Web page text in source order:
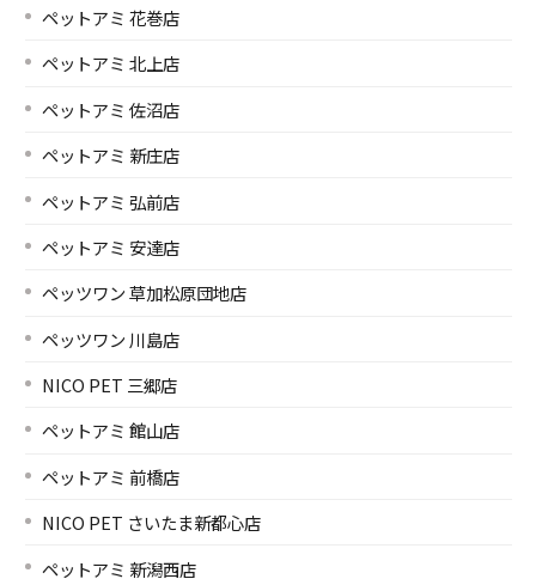
ペットアミ 花巻店
ペットアミ 北上店
ペットアミ 佐沼店
ペットアミ 新庄店
ペットアミ 弘前店
ペットアミ 安達店
ペッツワン 草加松原団地店
ペッツワン 川島店
NICO PET 三郷店
ペットアミ 館山店
ペットアミ 前橋店
NICO PET さいたま新都心店
ペットアミ 新潟西店